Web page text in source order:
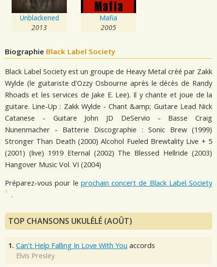
Unblackened
2013
Mafia
2005
Biographie Black Label Society
Black Label Society est un groupe de Heavy Metal créé par Zakk
Wylde (le guitariste d'Ozzy Osbourne après le décès de Randy
Rhoads et les services de Jake E. Lee). Il y chante et joue de la
guitare. Line-Up : Zakk Wylde - Chant &amp; Guitare Lead Nick
Catanese - Guitare John JD DeServio - Basse Craig
Nunenmacher - Batterie Discographie : Sonic Brew (1999)
Stronger Than Death (2000) Alcohol Fueled Brewtality Live + 5
(2001) (live) 1919 Eternal (2002) The Blessed Hellride (2003)
Hangover Music Vol. VI (2004)
Préparez-vous pour le prochain concert de Black Label Society
.
TOP CHANSONS UKULÉLÉ (AOÛT)
1. Can't Help Falling In Love With You accords
Elvis Presley